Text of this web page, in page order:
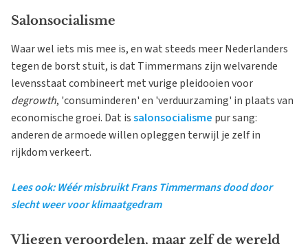
Salonsocialisme
Waar wel iets mis mee is, en wat steeds meer Nederlanders
tegen de borst stuit, is dat Timmermans zijn welvarende
levensstaat combineert met vurige pleidooien voor
degrowth, 'consuminderen' en 'verduurzaming' in plaats van
economische groei. Dat issalonsocialisme pur sang:
anderen de armoede willen opleggen terwijl je zelf in
rijkdom verkeert.
Lees ook: Wéér misbruikt Frans Timmermans dood door
slecht weer voor klimaatgedram
Vliegen veroordelen, maar zelf de wereld